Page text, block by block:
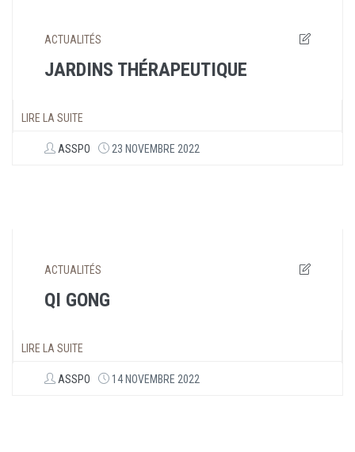
ACTUALITÉS
JARDINS THÉRAPEUTIQUE
ASSPO 23 NOVEMBRE 2022
LIRE LA SUITE
ACTUALITÉS
QI GONG
ASSPO 14 NOVEMBRE 2022
LIRE LA SUITE